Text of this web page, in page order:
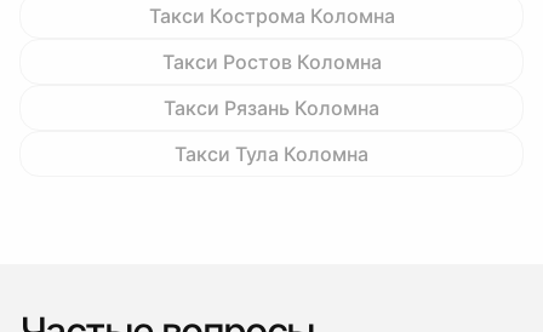
Такси Кострома Коломна
Такси Ростов Коломна
Такси Рязань Коломна
Такси Тула Коломна